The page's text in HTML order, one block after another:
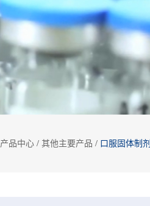
产品中心 / 其他主要产品 / 口服固体制剂